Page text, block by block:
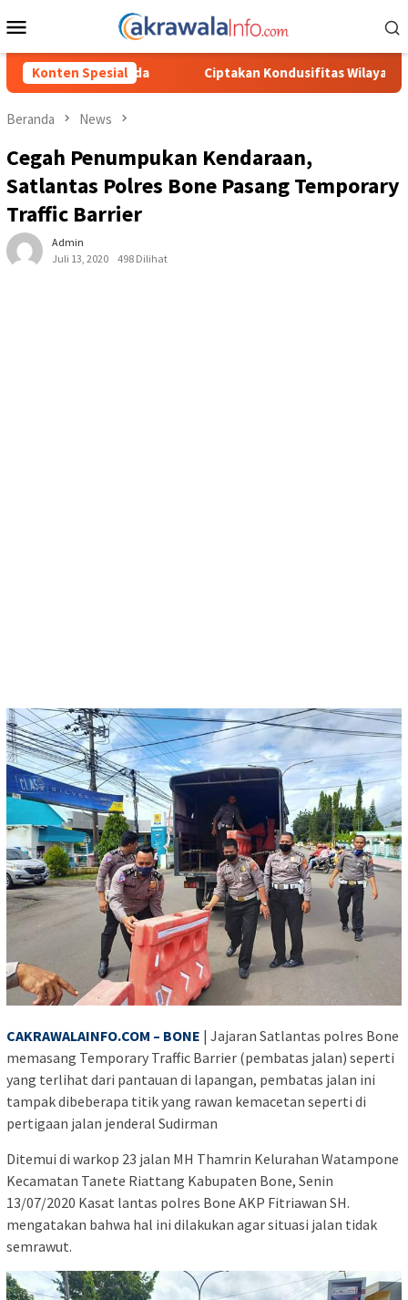
ke
Mobile
Konten Spesial
Ciptakan Kondusifitas Wilayah, Sat Samapta Polres Toraja
Beranda News
Cegah Penumpukan Kendaraan,
Satlantas Polres Bone Pasang Temporary
Traffic Barrier
Admin
Juli 13, 2020
498 Dilihat
CAKRAWALAINFO.COM – BONE | Jajaran Satlantas polres Bone
memasang Temporary Traffic Barrier (pembatas jalan) seperti
yang terlihat dari pantauan di lapangan, pembatas jalan ini
tampak dibeberapa titik yang rawan kemacetan seperti di
pertigaan jalan jenderal Sudirman
Ditemui di warkop 23 jalan MH Thamrin Kelurahan Watampone
Kecamatan Tanete Riattang Kabupaten Bone, Senin
13/07/2020 Kasat lantas polres Bone AKP Fitriawan SH.
mengatakan bahwa hal ini dilakukan agar situasi jalan tidak
semrawut.